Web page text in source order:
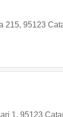
215, 95123
1, 95123